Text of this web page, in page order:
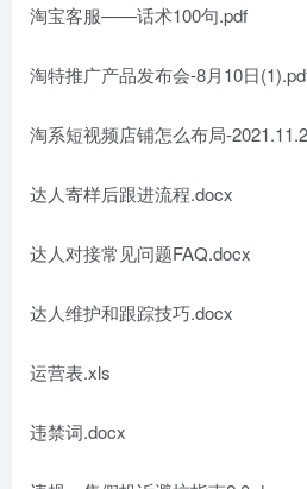
淘宝客服——话术100句.pdf
淘特推广产品发布会-8月10日
淘系短视频店铺怎么布局-
达人寄样后跟进流程.docx
达人对接常见问题FAQ.docx
达人维护和跟踪技巧.docx
运营表.xls
违禁词.docx